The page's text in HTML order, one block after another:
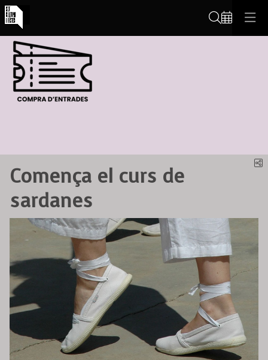
Comença el curs de
sardanes